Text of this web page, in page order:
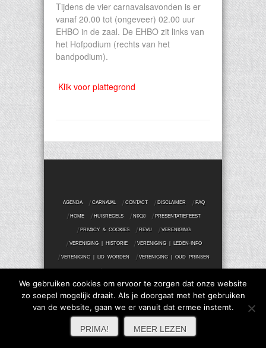
Tijdens de vier carnavalsavonden is er
vanaf 20.00 tot (ongeveer) 02.00 uur
EHBO in de zaal. De EHBO zit links van
het Hofpodium (rechts van het
bandpodium).
Klik voor plattegrond
AGENDA CARNAVAL CONTACT DISCLAIMER FAQ
HOME HUISREGELS NIX18 PRESENTATIEFEEST
PRIVACY & COOKIES REVU VERENIGING
VERENIGING | HISTORIE VERENIGING | LEDEN-INFO
VERENIGING | LID WORDEN VERENIGING | OUD PRINSEN
Copyright Paljas! 2021
We gebruiken cookies om ervoor te zorgen dat onze website
zo soepel mogelijk draait. Als je doorgaat met het gebruiken
van de website, gaan we er vanuit dat ermee instemt.
PRIMA! MEER LEZEN